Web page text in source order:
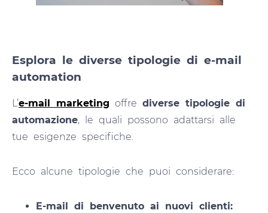
Esplora le diverse tipologie di e-mail
automation
L’e-mail marketing offre diverse tipologie di
automazione, le quali possono adattarsi alle
tue esigenze specifiche.
Ecco alcune tipologie che puoi considerare:
E-mail di benvenuto ai nuovi clienti: